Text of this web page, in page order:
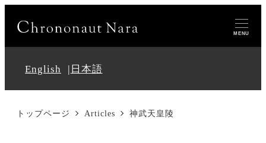
MENU
English 日本語
トップページ Articles 神武天皇陵